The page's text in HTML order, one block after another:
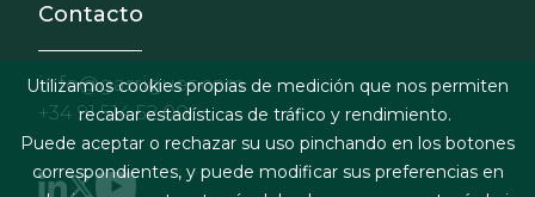
Contacto
info@garrigues.com
+34 91 514 52 00
Utilizamos cookies propias de medición que nos permiten
recabar estadísticas de tráfico y rendimiento.
Puede aceptar o rechazar su uso pinchando en los botones
correspondientes, y puede modificar sus preferencias en